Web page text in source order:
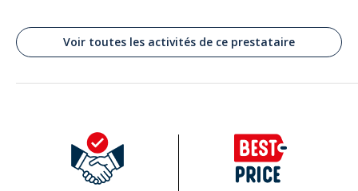
Voir toutes les activités de ce prestataire